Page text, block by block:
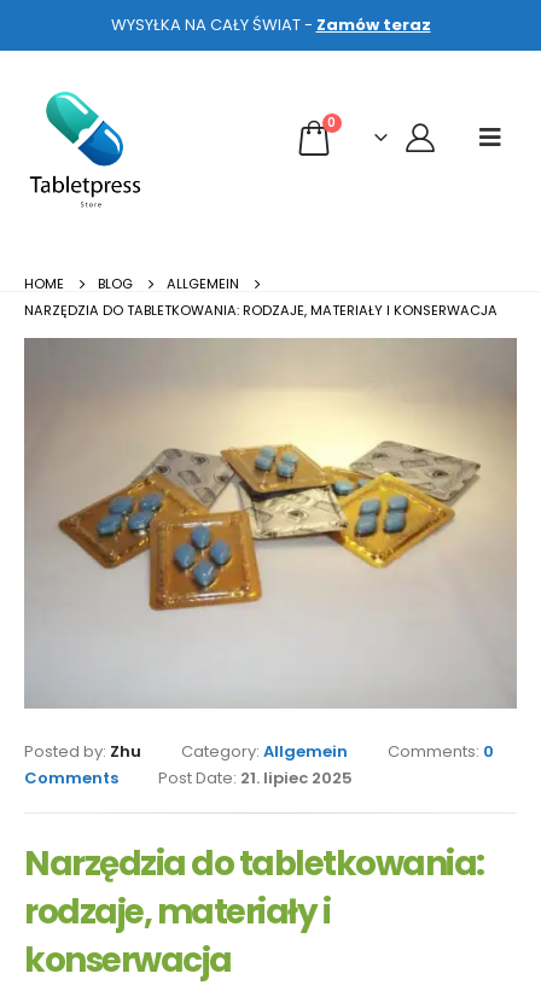
WYSYŁKA NA CAŁY ŚWIAT - Zamów teraz
0
HOME BLOG
ALLGEMEIN
NARZĘDZIA DO TABLETKOWANIA: RODZAJE, MATERIAŁY I KONSERWACJA
Posted by: Zhu Category: Allgemein Comments: 0
Comments
Post Date: 21. lipiec 2025
Narzędzia do tabletkowania:
rodzaje, materiały i
konserwacja